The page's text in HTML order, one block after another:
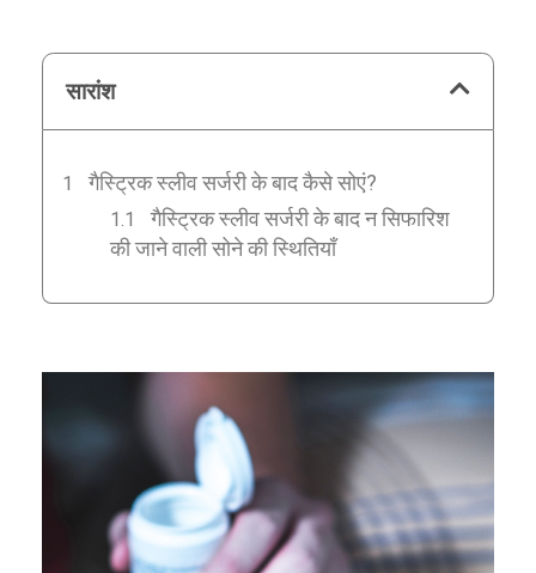
सारांश
गैस्ट्रिक स्लीव सर्जरी के बाद कैसे सोएं?
गैस्ट्रिक स्लीव सर्जरी के बाद न सिफारिश
की जाने वाली सोने की स्थितियाँ